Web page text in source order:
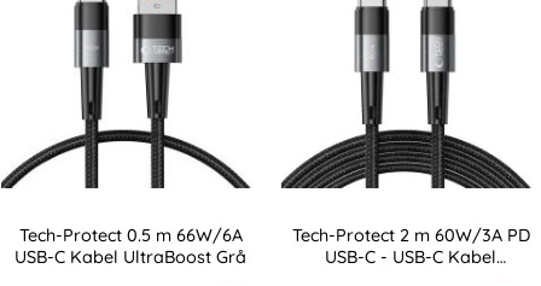
Tech-Protect 0.5 m 66W/6A
USB-C Kabel UltraBoost Grå
Tech-Protect 2 m 60W/3A PD
USB-C - USB-C Kabel